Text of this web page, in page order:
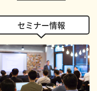
セミナー情報